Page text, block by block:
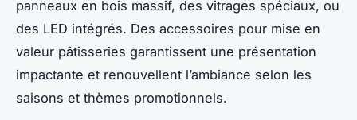
panneaux en bois massif, des vitrages spéciaux, ou
des LED intégrés. Des accessoires pour mise en
valeur pâtisseries garantissent une présentation
impactante et renouvellent l’ambiance selon les
saisons et thèmes promotionnels.